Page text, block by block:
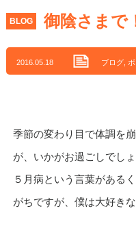
御陰さまで
BLOG
2016.05.18 ブログ,
季節の変わり目で体調を
が、いかがお過ごしでし
５月病という言葉がある
がちですが、僕は大好き